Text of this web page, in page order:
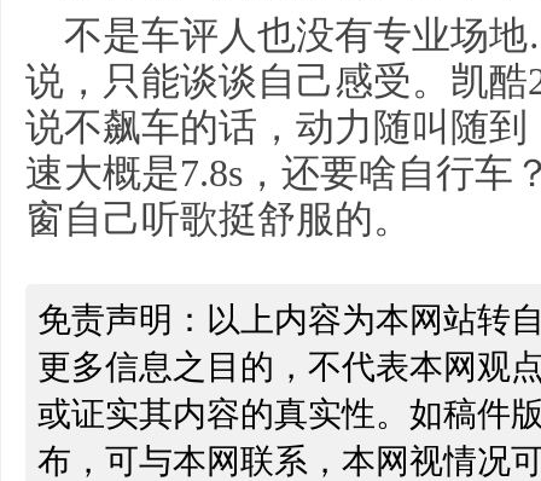
不是车评人也没有专业场
说，只能谈谈自己感受。凯
说不飙车的话，动力随叫随到
速大概是7.8s，还要啥自行车
窗自己听歌挺舒服的。
免责声明：以上内容为本网站转
更多信息之目的，不代表本网观
或证实其内容的真实性。如稿件
布，可与本网联系，本网视情况